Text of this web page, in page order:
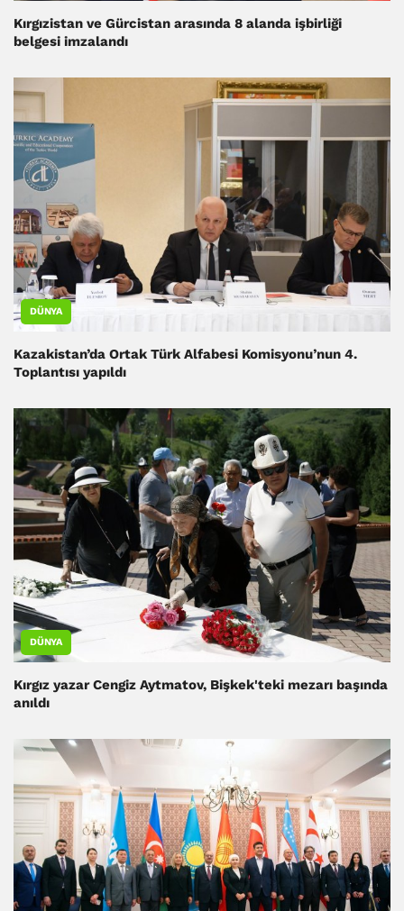
Kırgızistan ve Gürcistan arasında 8 alanda işbirliği
belgesi imzalandı
DÜNYA
Kazakistan’da Ortak Türk Alfabesi Komisyonu’nun 4.
Toplantısı yapıldı
DÜNYA
Kırgız yazar Cengiz Aytmatov, Bişkek'teki mezarı başında
anıldı